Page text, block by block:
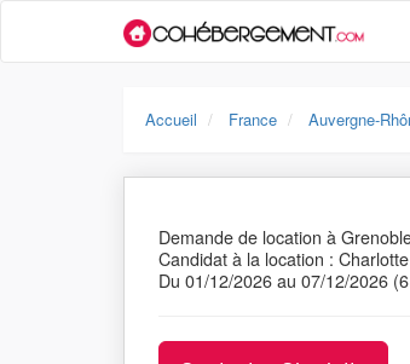
Accueil France Auvergne-
Demande de location à
Candidat à la location : Charlotte
Du 01/12/2026 au 07/12/2026